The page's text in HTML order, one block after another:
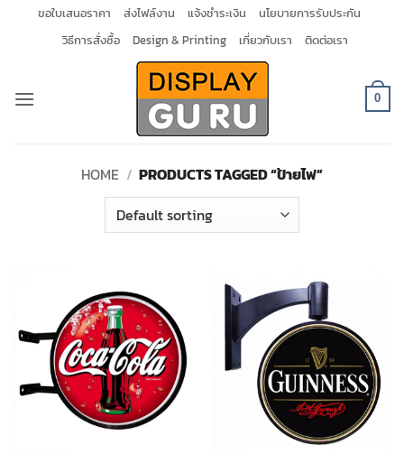
ขอใบเสนอราคา ส่งไฟล์งาน แจ้งชำระเงิน
นโยบายการรับประกัน
วิธีการสั่งซื้อ
Design & Printing เกี่ยวกับเรา ติดต่อเรา
0
HOME / PRODUCTS TAGGED “ป้ายไฟ”